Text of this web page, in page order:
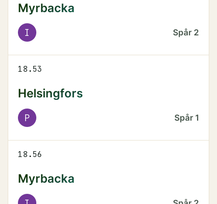
Myrbacka
I Spår 2
18.53
Helsingfors
P Spår 1
18.56
Myrbacka